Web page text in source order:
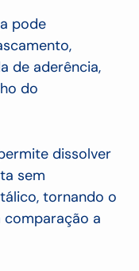
pode
de aderência,
do
dissolver
sem
tornando o
a